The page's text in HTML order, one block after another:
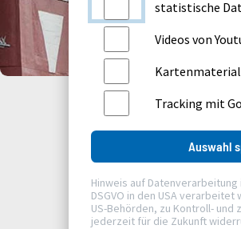
2014 - 2010
2014
statistische
Videos von
Tracking mit
Auswahl
Hinweis auf Datenverarbeitung
DSGVO in den USA
US-Behörden, zu Kontroll-
jederzeit für die Zukunft